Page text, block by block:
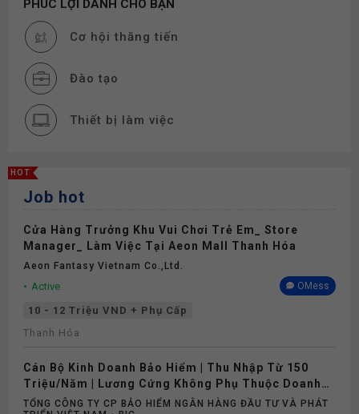
PHÚC LỢI DÀNH CHO BẠN
Cơ hội thăng tiến
Đào tạo
Thiết bị làm việc
Nghỉ phép
Bảo hiểm
HOT
Job hot
Cửa Hàng Trưởng Khu Vui Chơi Trẻ Em_ Store
Manager_ Làm Việc Tại Aeon Mall Thanh Hóa
Aeon Fantasy Vietnam Co.,ltd.
Active OMess
10 - 12 Triệu VND + Phụ Cấp
Thanh Hóa
Cán Bộ Kinh Doanh Bảo Hiểm | Thu Nhập Từ 150
Triệu/Năm | Lương Cứng Không Phụ Thuộc Doanh
Số
TỔNG CÔNG TY CP BẢO HIỂM NGÂN HÀNG ĐẦU TƯ VÀ PHÁT